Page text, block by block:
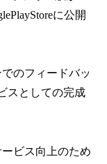
に公開
のフィードバッ
スとしての完成
ビス向上のため